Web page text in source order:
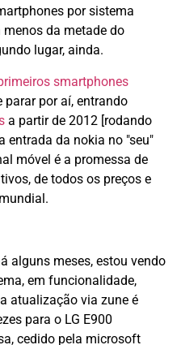
por sistema
da metade do
lugar, ainda.
smartphones
parar por aí, entrando
a partir de 2012 [rodando
entrada da nokia no "seu"
móvel é a promessa de
de todos os preços e
alguns meses, estou vendo
em funcionalidade,
atualização via zune é
para o LG E900
cedido pela microsoft